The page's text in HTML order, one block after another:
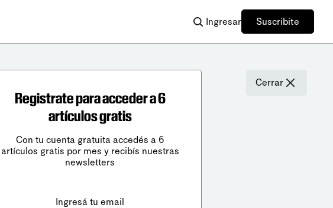
Ingresar Suscribite
Cerrar
Registrate para acceder a 6
artículos gratis
Con tu cuenta gratuita accedés a 6
artículos gratis por mes y recibís nuestras
newsletters
Ingresá tu email